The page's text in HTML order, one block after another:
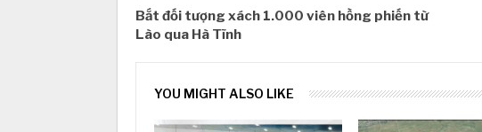
Bắt đối tượng xách 1.000 viên hồng phiến từ
Lào qua Hà Tĩnh
YOU MIGHT ALSO LIKE